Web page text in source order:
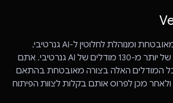
Vertex AI היא פלטפורמה מאובטחת ומנוהלת לחלוטין ל-AI גנרטיבי,
שמציעה גישה ל'גן מודלים' של יותר מ-130 מודלים של AI גנרטיבי. אתם
כל המודלים האלה בצורה מאובטחת בהתאם
מכן לפרוס אותם בקלות לצוות הפיתוח